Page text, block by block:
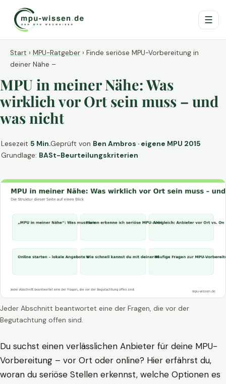
☰
Start › MPU-Ratgeber › Finde seriöse MPU-Vorbereitung in
deiner Nähe –
MPU in meiner Nähe: Was
wirklich vor Ort sein muss – und
was nicht
Lesezeit 5 Min.Geprüft von Ben Ambros · eigene MPU 2015
Grundlage: BASt-Beurteilungskriterien
Jeder Abschnitt beantwortet eine der Fragen, die vor der
Begutachtung offen sind.
Du suchst einen verlässlichen Anbieter für deine MPU-
Vorbereitung – vor Ort oder online? Hier erfährst du,
woran du seriöse Stellen erkennst, welche Optionen es